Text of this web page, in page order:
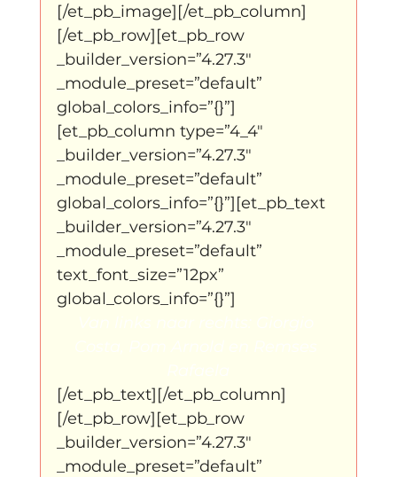
[/et_pb_image][/et_pb_column]
[/et_pb_row][et_pb_row
_builder_version=”4.27.3″
_module_preset=”default”
global_colors_info=”{}”]
[et_pb_column type=”4_4″
_builder_version=”4.27.3″
_module_preset=”default”
global_colors_info=”{}”][et_pb_text
_builder_version=”4.27.3″
_module_preset=”default”
text_font_size=”12px”
global_colors_info=”{}”]
[/et_pb_text][/et_pb_column]
[/et_pb_row][et_pb_row
_builder_version=”4.27.3″
_module_preset=”default”